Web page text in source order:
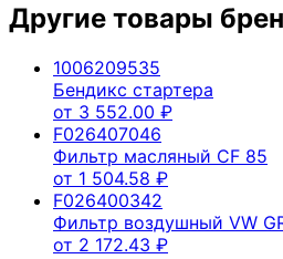
Другие товары
1006209535
Бендикс стартера
от 3 552.00 ₽
F026407046
Фильтр масляный CF 85
от 1 504.58 ₽
F026400342
Фильтр воздушный VW
от 2 172.43 ₽